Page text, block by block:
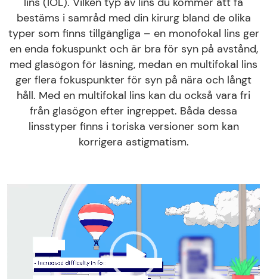
bestäms i samråd med din kirurg bland de olika
typer som finns tillgängliga – en monofokal lins ger
en enda fokuspunkt och är bra för syn på avstånd,
med glasögon för läsning, medan en multifokal lins
ger flera fokuspunkter för syn på nära och långt
håll. Med en multifokal lins kan du också vara fri
från glasögon efter ingreppet. Båda dessa
linsstyper finns i toriska versioner som kan
korrigera astigmatism.